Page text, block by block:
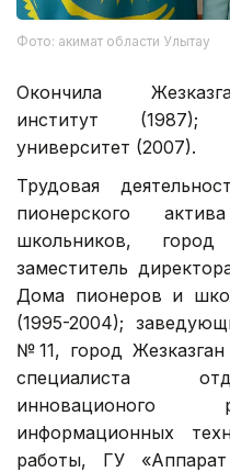
Фото: акимат области Улытау
Окончила
институт (1987);
университет (2007).
Трудовая
пионерского
школьников, город
заместитель
Дома пионеров и
(1995-2004);
№11, город
специалиста
инновационого
информационных
работы, ГУ